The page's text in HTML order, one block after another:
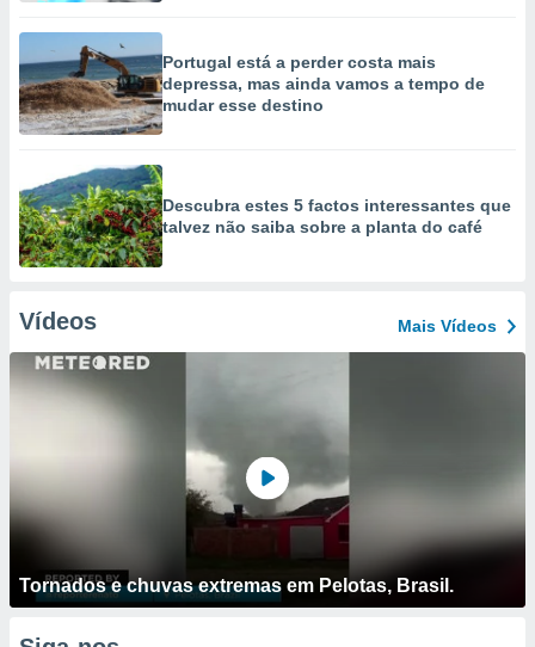
Portugal está a perder costa mais
depressa, mas ainda vamos a tempo de
mudar esse destino
Descubra estes 5 factos interessantes que
talvez não saiba sobre a planta do café
Vídeos Mais Vídeos
Tornados e chuvas extremas em Pelotas, Brasil.